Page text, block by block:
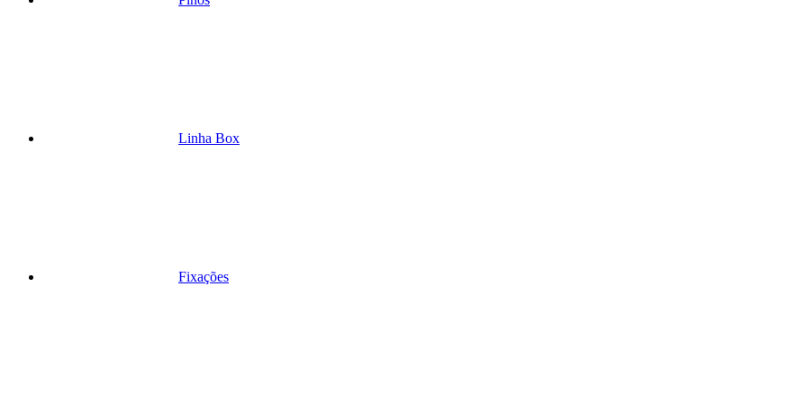
Linha Box
Fixações